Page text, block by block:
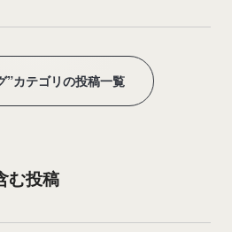
”カテゴリの投稿一覧
む投稿